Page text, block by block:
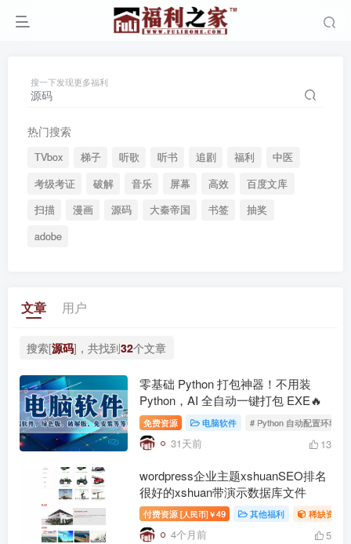
搜一下发现更多福利
热门搜索
TVbox 梯子 听歌 听书 追剧 福利
中医
考级考证
破解 音乐 屏幕 高效
百度文库
扫描
漫画 源码 大秦帝国 书签
抽奖
adobe
文章 用户
搜索[源码]，共找到32个文章
零基础 Python 打包神器！不用装
Python，AI 全自动一键打包 EXE🔥
免费资源 电脑软件 # Python 自动配置环境
31天前 13
wordpress企业主题xshuanSEO排名
很好的xshuan带演示数据库文件
付费资源 [人民币]￥49 其他福利 稀缺资源
4个月前 5